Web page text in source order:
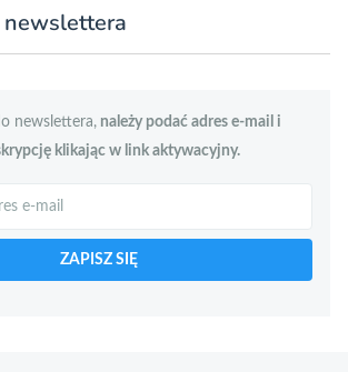
newslettera
newslettera, należy podać adres e-mail i
klikając w link aktywacyjny.
ZAPISZ SIĘ